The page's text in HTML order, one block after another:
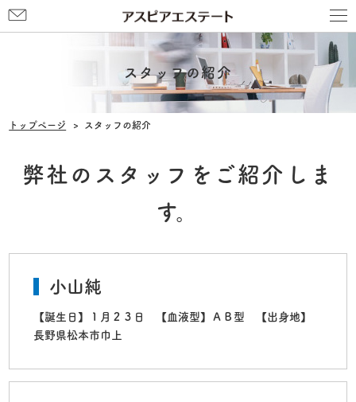
問
スタッフの紹介
トップページ スタッフの紹介
弊社のスタッフをご紹介しま
す。
小山純
【誕生日】１月２３日 【血液型】ＡＢ型 【出身地】
長野県松本市巾上